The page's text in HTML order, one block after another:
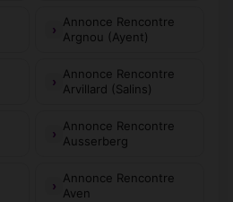
Annonce Rencontre
Argnou (Ayent)
Annonce Rencontre
Arvillard (Salins)
Annonce Rencontre
Ausserberg
Annonce Rencontre
Aven